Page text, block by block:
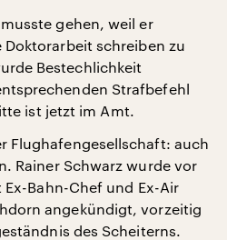
gehen, weil er
schreiben zu
Bestechlichkeit
Strafbefehl
ist jetzt im Amt.
Flughafengesellschaft: auch
Rainer Schwarz wurde vor
Bahn-Chef und Ex-Air
angekündigt, vorzeitig
des Scheiterns.